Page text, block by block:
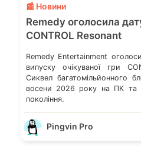
📰 Новини
Remedy оголосила
CONTROL Resonant
Remedy Entertainment
випуску очікуваної гри
Сиквел багатомільйонного
восени 2026 року на ПК та
покоління.
Pingvin Pro